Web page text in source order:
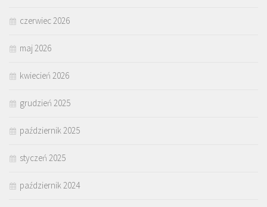
czerwiec 2026
maj 2026
kwiecień 2026
grudzień 2025
październik 2025
styczeń 2025
październik 2024